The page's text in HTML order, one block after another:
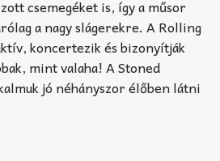
csemegéket is, így a műsor
a nagy slágerekre. A Rolling
koncertezik és bizonyítják
mint valaha! A Stoned
jó néhányszor élőben látni